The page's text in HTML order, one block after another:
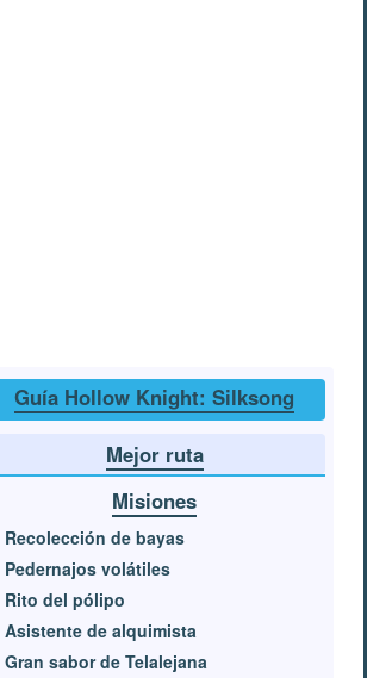
Guía Hollow Knight: Silksong
Mejor ruta
Misiones
Recolección de bayas
Pedernajos volátiles
Rito del pólipo
Asistente de alquimista
Gran sabor de Telalejana